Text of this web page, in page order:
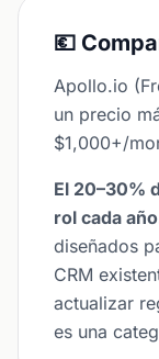
💶
Apollo.io
un precio
$1,000+/
El 20–30%
rol cada
diseñados
CRM
actualizar
es una